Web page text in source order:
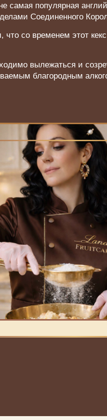
популярная
Соединенного
что со временем этот
вылежаться и
благородным